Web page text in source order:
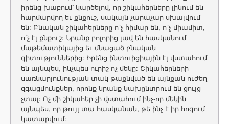
իրենց խաբում՝ կարծելով, որ շիկահերները լինում են
հարմարվող եւ քնքուշ, սակայն չարաչար սխալվում
են: Բնական շիկահերները ո´չ հիմար են, ո´չ միամիտ,
ո´չ էլ քնքուշ: Նրանք բոլորից լավ են հասկանում
մաթեմատիկայից եւ մնացած բնական
գիտություններից: Իրենց ինտուիցիային էլ վստահում
են այնպես, ինչպես ուրիշ ոչ մեկը: Շիկահերների
սառնարյունության տակ թաքնված են այնքան ուժեղ
զգացմունքներ, որոնք նրանք նախընտրում են ցույց
չտալ: Ոչ մի շիկահեր չի վստահում ինչ-որ մեկին
այնպես, որ թույլ տա հասկանան, թե ինչ է իր հոգում
կատարվում: